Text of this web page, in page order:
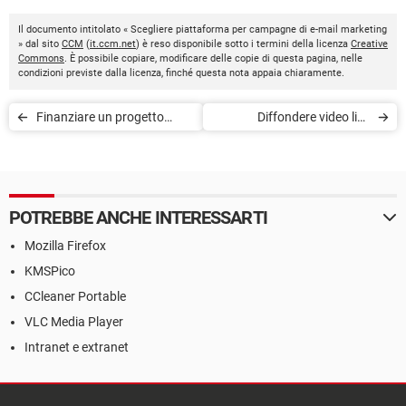
Il documento intitolato « Scegliere piattaforma per campagne di e-mail marketing
» dal sito CCM (it.ccm.net) è reso disponibile sotto i termini della licenza Creative
Commons. È possibile copiare, modificare delle copie di questa pagina, nelle
condizioni previste dalla licenza, finché questa nota appaia chiaramente.
Finanziare un progetto
Diffondere video live
POTREBBE ANCHE INTERESSARTI
Mozilla Firefox
KMSPico
CCleaner Portable
VLC Media Player
Intranet e extranet